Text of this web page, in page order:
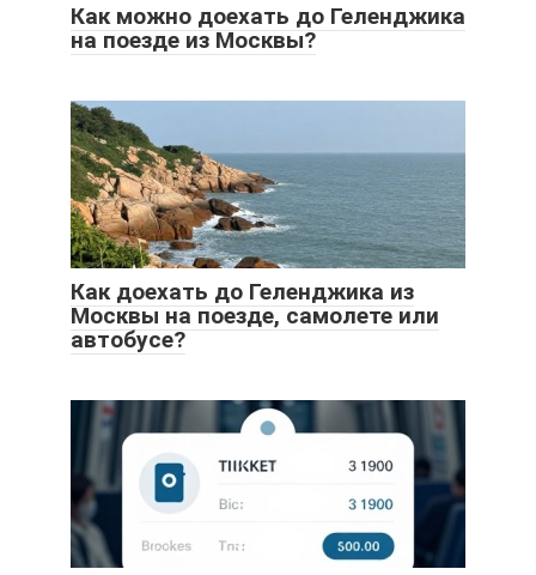
Как можно доехать до Геленджика
на поезде из Москвы?
Как доехать до Геленджика из
Москвы на поезде, самолете или
автобусе?